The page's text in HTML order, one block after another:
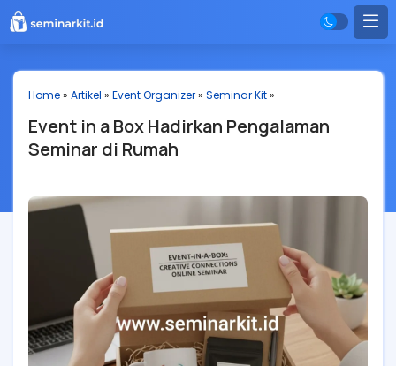
Home» Artikel » Event Organizer» Seminar Kit»
Event in a Box Hadirkan Pengalaman
Seminar di Rumah